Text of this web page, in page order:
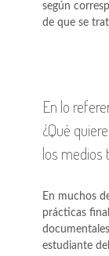
según
de que se
En lo
¿Qué
los medios
En muchos
prácticas
estudiante